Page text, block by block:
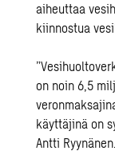
aiheuttaa
kiinnostua
on noin 6,5
käyttäjinä on
Antti Ryynänen.